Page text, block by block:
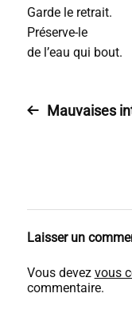
Garde le retrait.
Préserve-le
de l’eau qui bout.
Mauvaises
Laisser un
Vous devez vous
commentaire.